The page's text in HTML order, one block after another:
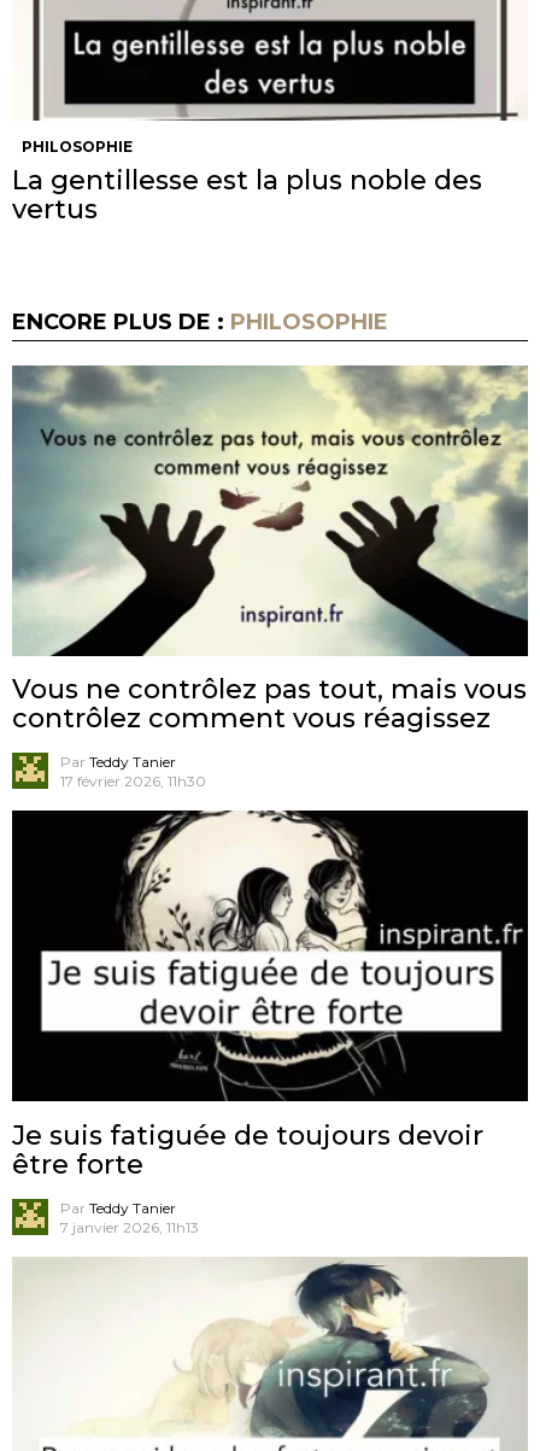
PHILOSOPHIE
La gentillesse est la plus noble des
vertus
ENCORE PLUS DE : PHILOSOPHIE
Vous ne contrôlez pas tout, mais vous
contrôlez comment vous réagissez
Par Teddy Tanier
17 février 2026, 11h30
Je suis fatiguée de toujours devoir
être forte
Par Teddy Tanier
7 janvier 2026, 11h13